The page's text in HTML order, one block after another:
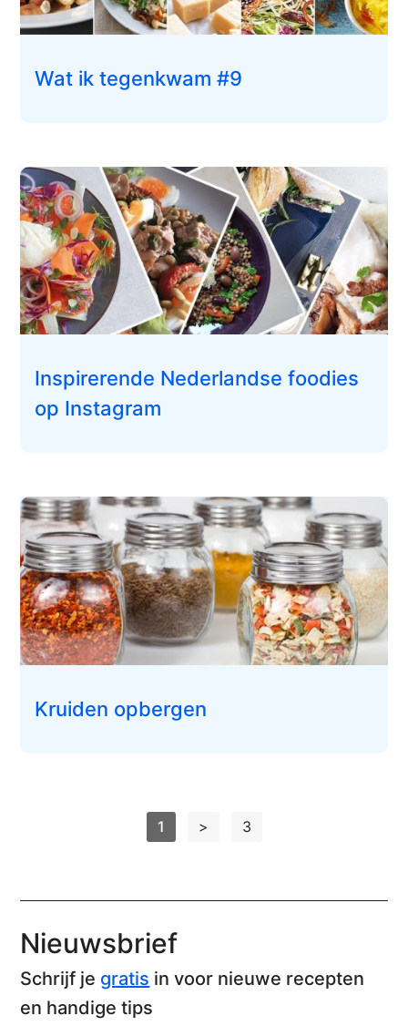
Wat ik tegenkwam #9
Inspirerende Nederlandse foodies
op Instagram
Kruiden opbergen
1 > 3
Nieuwsbrief
Schrijf je gratis in voor nieuwe recepten
en handige tips